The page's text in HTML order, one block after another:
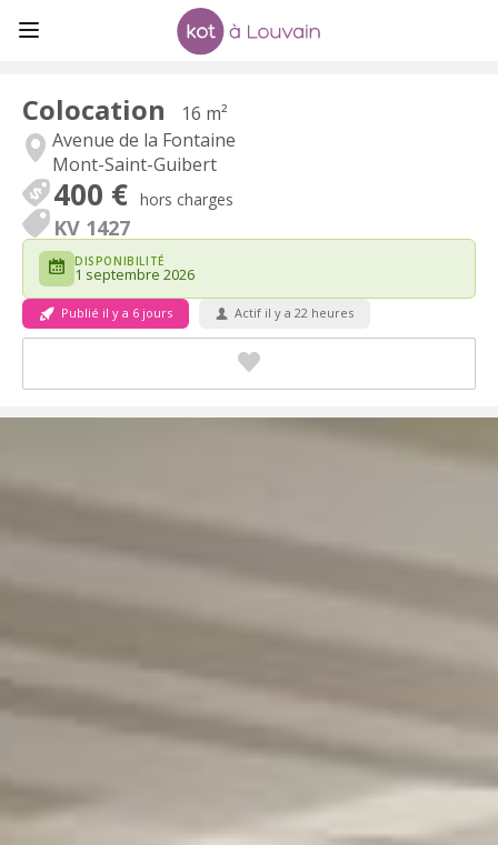
Colocation
16 m²
Avenue de la Fontaine
Mont-Saint-Guibert
400 € hors charges
KV 1427
DISPONIBILITÉ
1 septembre 2026
Publié il y a 6 jours Actif il y a 22 heures